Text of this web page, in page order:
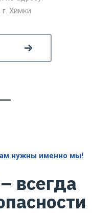
Химки
нужны именно мы!
всегда